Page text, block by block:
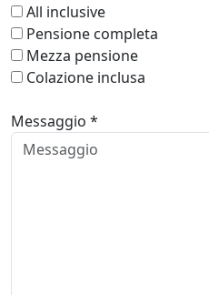
All inclusive
Pensione completa
Mezza pensione
Colazione inclusa
Messaggio *